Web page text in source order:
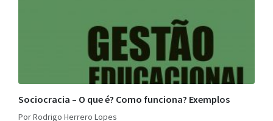
Sociocracia – O que é? Como funciona? Exemplos
Por Rodrigo Herrero Lopes